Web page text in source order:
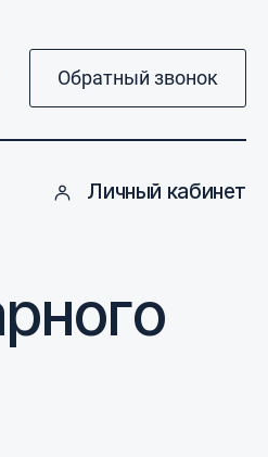
Обратный звонок
Личный кабинет